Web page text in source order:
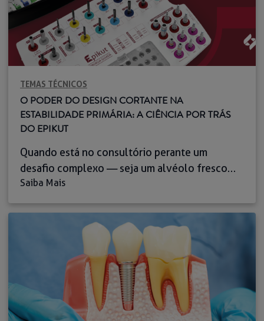
TEMAS TÉCNICOS
O PODER DO DESIGN CORTANTE NA
ESTABILIDADE PRIMÁRIA: A CIÊNCIA POR TRÁS
DO EPIKUT
Quando está no consultório perante um
desafio complexo — seja um alvéolo fresco
pós-extração ou um osso de baixa densidade
ângulo não é apenas a força do torque, mas a
previsibilidade clínica e a segurança de que a
estabilidade primária será alcançada à primeira.
Saiba Mais